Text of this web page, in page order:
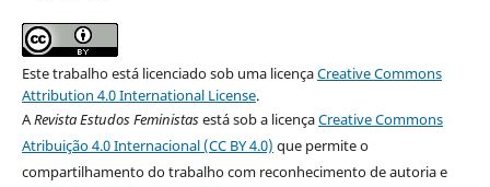
Este trabalho está licenciado sob uma licençaCreative Commons
Attribution 4.0 International License.
ARevista Estudos Feministasestá sob a licençaCreative Commons
Atribuição 4.0 Internacional (CC BY 4.0) que permite o
compartilhamento do trabalho com reconhecimento de autoria e